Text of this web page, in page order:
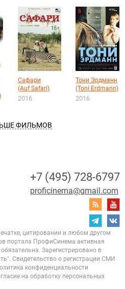
Сафари
(Auf Safari)
2016
Тони Эрдманн
(Toni Erdmann)
2016
ФИЛЬМОВ
+7 (495) 728-6797
proficinema@gmail.com
цитировании и любом другом
портала ПрофиСинема активная
Зарегистрировано в
Свидетельство о регистрации СМИ
конфиденциальности
на обработку персональных